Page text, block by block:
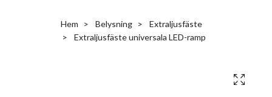
Hem Belysning
Extraljusfäste
Extraljusfäste universala LED-ramp